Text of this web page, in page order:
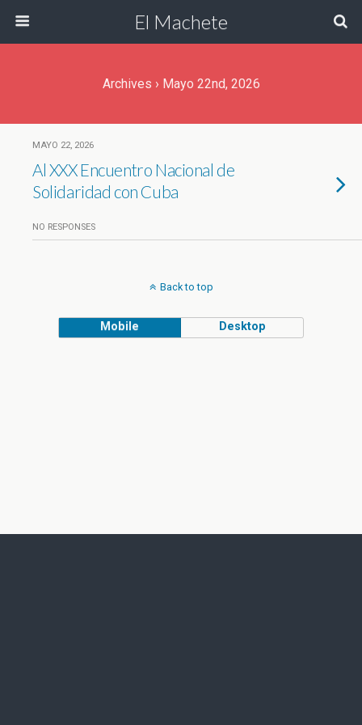
El Machete
Archives › Mayo 22nd, 2026
MAYO 22, 2026
Al XXX Encuentro Nacional de
Solidaridad con Cuba
NO RESPONSES
Back to top
Mobile Desktop